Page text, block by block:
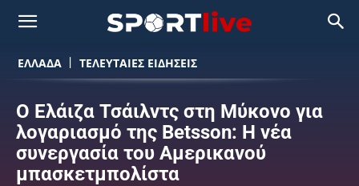
ΕΛΛΑΔΑ ΤΕΛΕΥΤΑΙΕΣ ΕΙΔΗΣΕΙΣ
Ο Ελάιζα Τσάιλντς στη Μύκονο για
λογαριασμό της Betsson: Η νέα
συνεργασία του Αμερικανού
μπασκετμπολίστα